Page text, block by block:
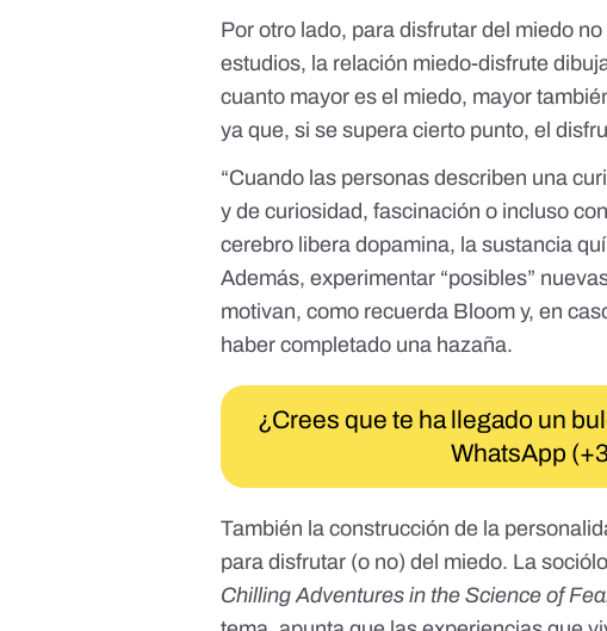
Por otro lado, para disfrutar del miedo
estudios, la relación miedo-disfrute
cuanto mayor es el miedo, mayor
ya que, si se supera cierto punto, el
“Cuando las personas describen una
y de curiosidad, fascinación o incluso
cerebro libera dopamina, la sustancia
Además, experimentar “posibles”
motivan, como recuerda Bloom y, en
haber completado una hazaña.
¿Crees que te ha llegado un
WhatsApp
También la construcción de la
para disfrutar (o no) del miedo. La
Chilling Adventures in the Science of